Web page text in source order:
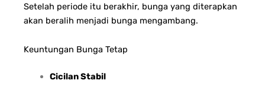
Setelah periode itu berakhir, bunga yang diterapkan
akan beralih menjadi bunga mengambang.
Keuntungan Bunga Tetap
Cicilan Stabil